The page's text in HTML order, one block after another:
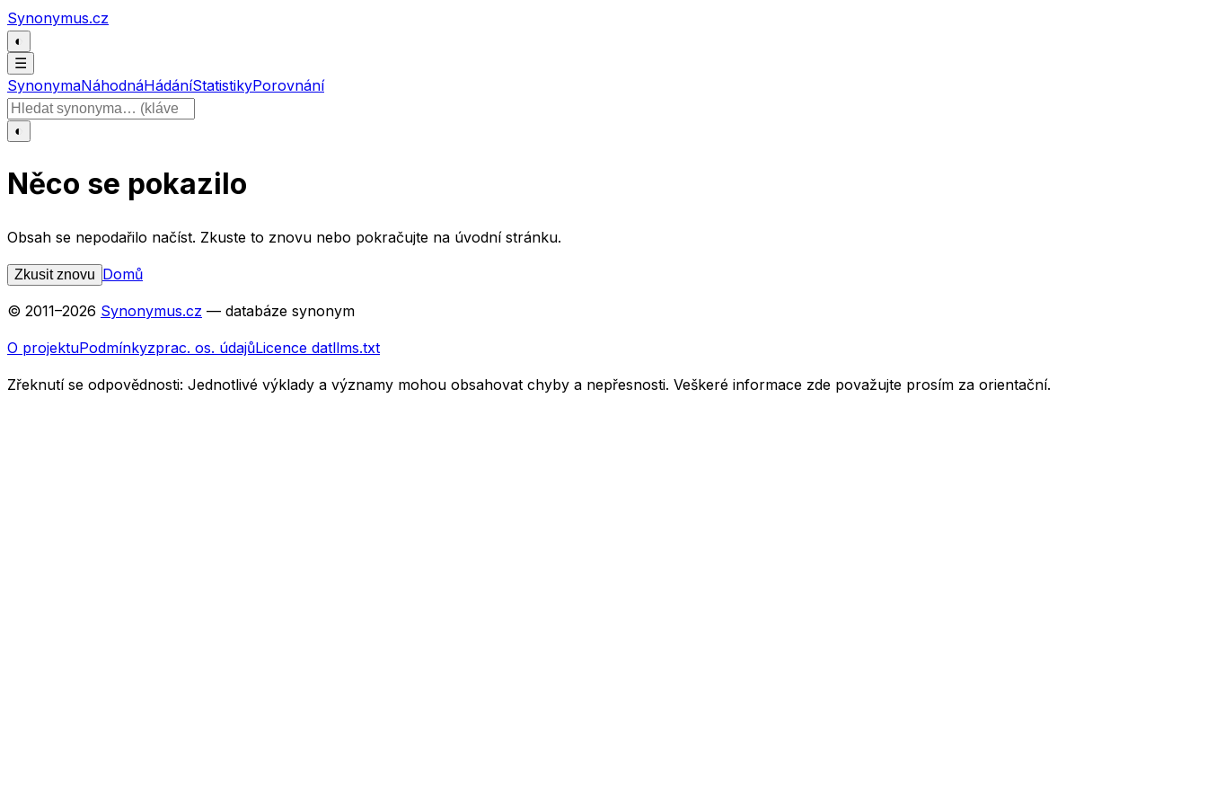
Přeskočit na obsah
Synonymus.cz
◐
☰
SynonymaNáhodnáHádáníStatistikyPorovnání
Hledat slovo
◐
Něco se pokazilo
Obsah se nepodařilo načíst. Zkuste to znovu nebo pokračujte na úvodní stránku.
Zkusit znovu Domů
© 2011–2026 Synonymus.cz — databáze synonym
O projektuPodmínkyzprac. os. údajůLicence datllms.txt
Zřeknutí se odpovědnosti: Jednotlivé výklady a významy mohou obsahovat chyby a nepřesnosti. Veškeré informace zde považujte prosím za orientační.